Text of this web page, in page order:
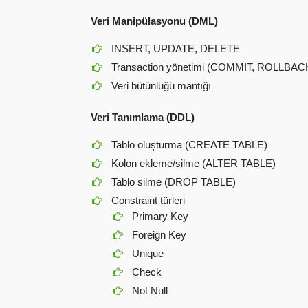
Veri Manipülasyonu (DML)
INSERT, UPDATE, DELETE
Transaction yönetimi (COMMIT,
Veri bütünlüğü mantığı
Veri Tanımlama (DDL)
Tablo oluşturma (CREATE TABLE)
Kolon ekleme/silme (ALTER TABLE)
Tablo silme (DROP TABLE)
Constraint türleri
Primary Key
Foreign Key
Unique
Check
Not Null